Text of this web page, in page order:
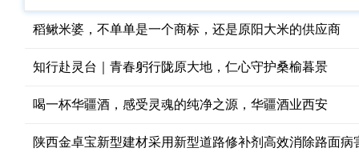
稻鳅米婆，不单单是一个商标，还是原阳大米的供应商
知行赴灵台｜青春躬行陇原大地，仁心守护桑榆暮景
喝一杯华疆酒，感受灵魂的纯净之源，华疆酒业西安
陕西金卓宝新型建材采用新型道路修补剂高效消除路面病